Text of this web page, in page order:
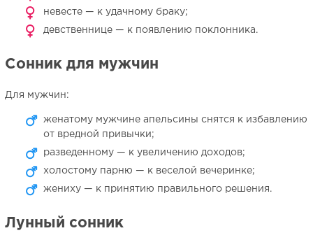
невесте — к удачному браку;
девственнице — к появлению поклонника.
Сонник для мужчин
Для мужчин:
женатому мужчине апельсины снятся к избавлению
от вредной привычки;
разведенному — к увеличению доходов;
холостому парню — к веселой вечеринке;
жениху — к принятию правильного решения.
Лунный сонник